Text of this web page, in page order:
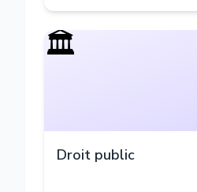
🏛️
Droit public